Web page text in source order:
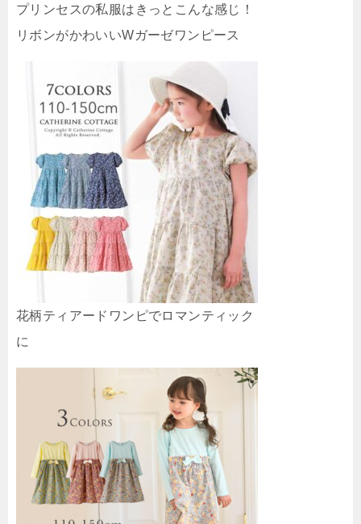
プリンセスの私服はきっとこんな感じ！
リボンがかわいいWガーゼワンピース
花柄ティアードワンピでロマンティック
に